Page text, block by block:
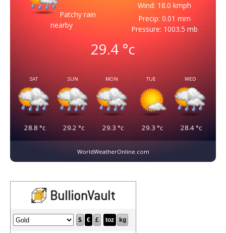
Patchy rain
nearby
Wind: 18.0 kmph
Precip: 0.01 mm
Pressure: 1003.5 mb
29.4 °c
SAT
28.8 °c
SUN
29.2 °c
MON
29.3 °c
TUE
29.3 °c
WED
28.4 °c
WorldWeatherOnline.com